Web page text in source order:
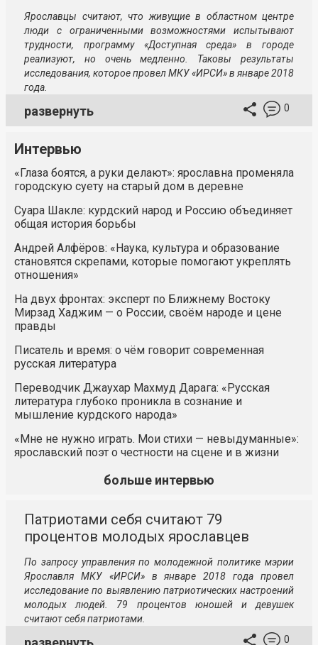
Ярославцы считают, что живущие в областном центре
люди с ограниченными возможностями испытывают
трудности, программу «Доступная среда» в городе
реализуют, но очень медленно. Таковы результаты
исследования, которое провел МКУ «ИРСИ» в январе 2018
года.
развернуть 0
Интервью
«Глаза боятся, а руки делают»: ярославна променяла
городскую суету на старый дом в деревне
Суара Шакле: курдский народ и Россию объединяет
общая история борьбы
Андрей Алфёров: «Наука, культура и образование
становятся скрепами, которые помогают укреплять
отношения»
На двух фронтах: эксперт по Ближнему Востоку
Мирзад Хаджим — о России, своём народе и цене
правды
Писатель и время: о чём говорит современная
русская литература
Переводчик Джаухар Махмуд Дарага: «Русская
литература глубоко проникла в сознание и
мышление курдского народа»
«Мне не нужно играть. Мои стихи — невыдуманные»:
ярославский поэт о честности на сцене и в жизни
больше интервью
Патриотами себя считают 79
процентов молодых ярославцев
По запросу управления по молодежной политике мэрии
Ярославля МКУ «ИРСИ» в январе 2018 года провел
исследование по выявлению патриотических настроений
молодых людей. 79 процентов юношей и девушек
считают себя патриотами.
0